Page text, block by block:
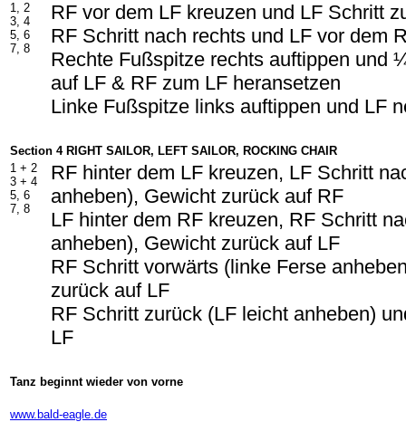
1, 2
3, 4
5, 6
7, 8
RF vor dem LF kreuzen und LF Schritt
RF Schritt nach rechts und LF vor dem
Rechte Fußspitze rechts auftippen und
auf LF & RF zum LF heransetzen
Linke Fußspitze links auftippen und LF
Section 4 RIGHT SAILOR, LEFT SAILOR, ROCKING CHAIR
1 + 2
3 + 4
5, 6
7, 8
RF hinter dem LF kreuzen, LF Schritt
anheben), Gewicht zurück auf RF
LF hinter dem RF kreuzen, RF Schritt
anheben), Gewicht zurück auf LF
RF Schritt vorwärts (linke Ferse
zurück auf LF
RF Schritt zurück (LF leicht anheben)
LF
Tanz beginnt wieder von vorne
www.bald-eagle.de